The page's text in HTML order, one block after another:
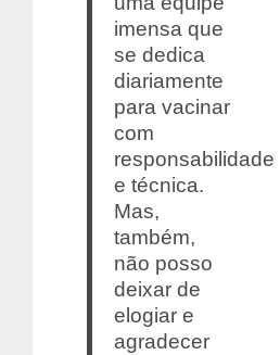
imensa que
se dedica
diariamente
para vacinar
com
responsabilidade
e técnica.
Mas,
também,
não posso
deixar de
elogiar e
agradecer